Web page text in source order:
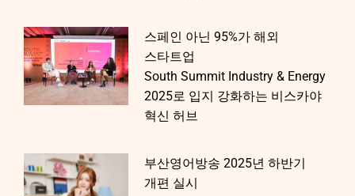
스페인 아닌 95%가 해외
스타트업
South Summit Industry & Energy
2025로 입지 강화하는 비스카야
혁신 허브
부산영어방송 2025년 하반기
개편 실시